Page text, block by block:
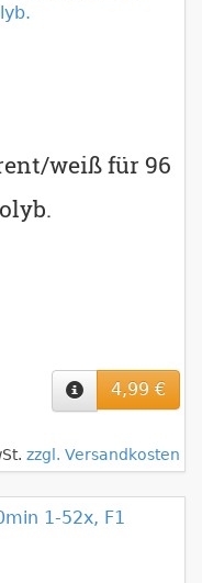
weiß für 96
4,99 €
zzgl. Versandkosten